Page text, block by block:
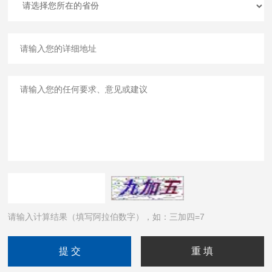
请输入计算结果（填写阿拉伯数字），如：三加四=7